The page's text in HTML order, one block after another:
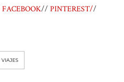
FACEBOOK// PINTEREST//
VIAJES